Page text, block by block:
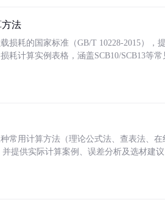
法
损耗的国家标准（GB/T 10228-2015），
耗计算实例表格，涵盖SCB10/SCB13等
常用计算方法（理论公式法、查表法、
提供实际计算案例、误差分析及选材建